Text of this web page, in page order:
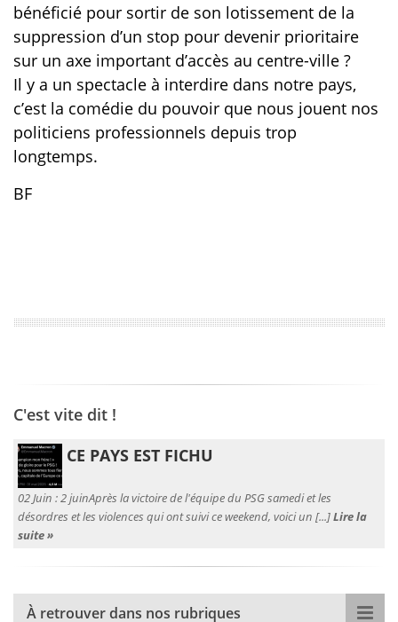
bénéficié pour sortir de son lotissement de la
suppression d’un stop pour devenir prioritaire
sur un axe important d’accès au centre-ville ?
Il y a un spectacle à interdire dans notre pays,
c’est la comédie du pouvoir que nous jouent nos
politiciens professionnels depuis trop
longtemps.
BF
C'est vite dit !
CE PAYS EST FICHU
02 Juin :2 juinAprès la victoire de l'équipe du PSG samedi et les
désordres et les violences qui ont suivi ce weekend, voici un [...]Lire la
suite »
À retrouver dans nos rubriques